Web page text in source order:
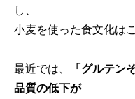
し、
小麦を使った食文化は
最近では、
「グルテン
品質の低下が